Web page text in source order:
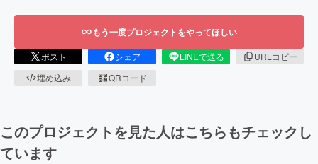
もう一度プロジェクトをやってほしい
ポスト シェア LINEで送る
URLコピー
埋め込み
QRコード
このプロジェクトを見た人はこちらもチェックし
ています